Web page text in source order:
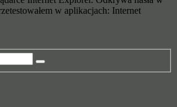
w aplikacjach: Internet